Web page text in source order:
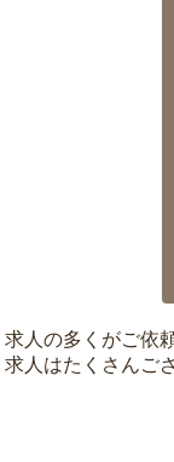
求人の多くがご依
求人はたくさんご